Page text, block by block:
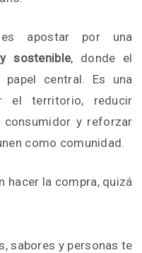
apostar por una
sostenible, donde el
central. Es una
el territorio, reducir
y reforzar
como comunidad.
hacer la compra, quizá
sabores y personas te